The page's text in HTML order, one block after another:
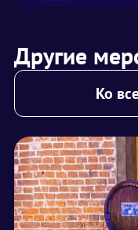
Другие
Ко